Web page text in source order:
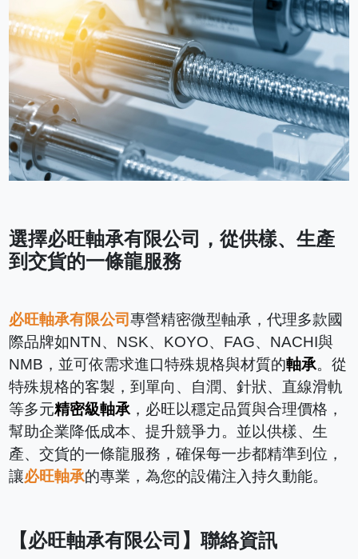
選擇必旺軸承有限公司，從供樣、生產
到交貨的一條龍服務
必旺軸承有限公司專營精密微型軸承，代理多款國
際品牌如NTN、NSK、KOYO、FAG、NACHI與
NMB，並可依需求進口特殊規格與材質的軸承。從
特殊規格的客製，到單向、自潤、針狀、直線滑軌
等多元精密級軸承 ，必旺以穩定品質與合理價格，
幫助企業降低成本、提升競爭力。並以供樣、生
產、交貨的一條龍服務，確保每一步都精準到位，
讓必旺軸承的專業，為您的設備注入持久動能。
【必旺軸承有限公司】聯絡資訊